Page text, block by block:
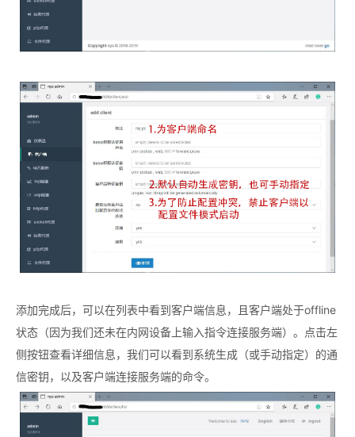
添加完成后，可以在列表中看到客户端信息，且客户端处于offline
状态（因为我们还未在内网设备上输入指令连接服务端）。点击左
侧按钮查看详细信息，我们可以看到系统生成（或手动指定）的通
信密钥，以及客户端连接服务端的命令。